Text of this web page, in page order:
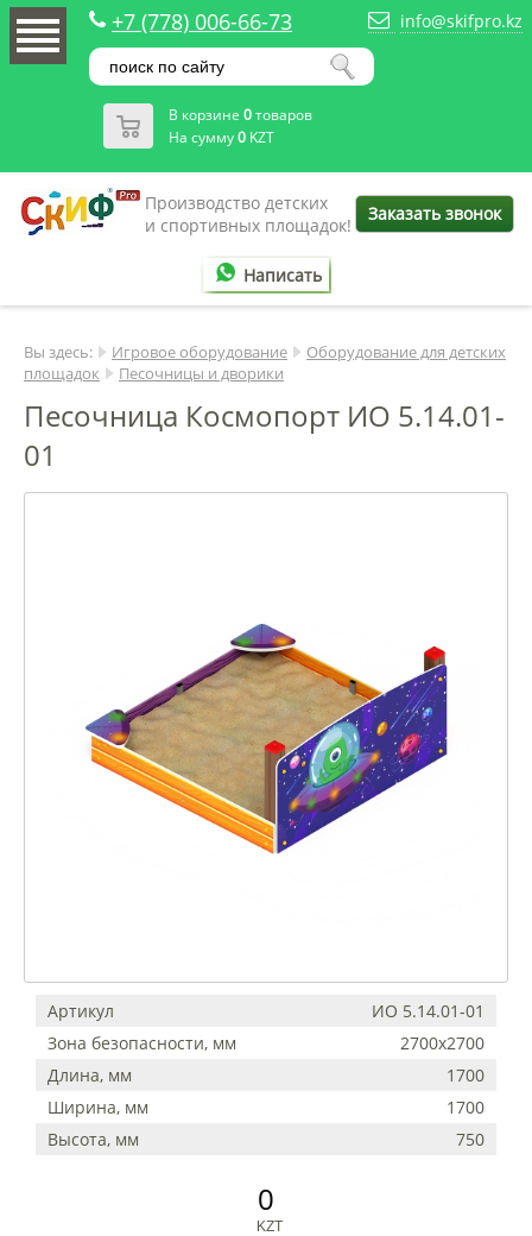
+7 (778) 006-66-73 info@skifpro.kz
В корзине 0товаров
На сумму0 KZT
Производство детских
и спортивных площадок!
Заказать звонок
Написать
Вы здесь: Игровое оборудование
Оборудование для детских
площадок
Песочницы и дворики
Песочница Космопорт ИО 5.14.01-
01
Артикул
ИО 5.14.01-01
Зона безопасности, мм
2700х2700
Длина, мм
1700
Ширина, мм
1700
Высота, мм
750
0
KZT